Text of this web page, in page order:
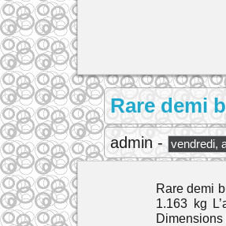
Rare demi
admin - vendredi,
Rare demi
1.163 kg
Dimensions